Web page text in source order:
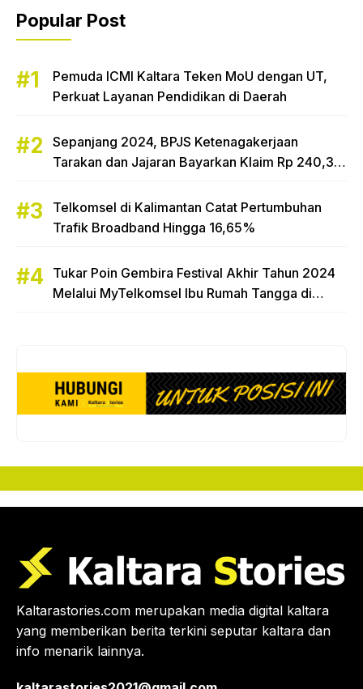
Popular Post
Pemuda ICMI Kaltara Teken MoU dengan UT,
Perkuat Layanan Pendidikan di Daerah
Sepanjang 2024, BPJS Ketenagakerjaan
Tarakan dan Jajaran Bayarkan Klaim Rp 240,3
Telkomsel di Kalimantan Catat Pertumbuhan
Trafik Broadband Hingga 16,65%
Tukar Poin Gembira Festival Akhir Tahun 2024
Melalui MyTelkomsel Ibu Rumah Tangga di
Kaltarastories.com merupakan media digital kaltara
yang memberikan berita terkini seputar kaltara dan
info menarik lainnya.